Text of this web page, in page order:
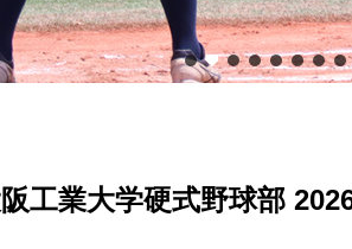
工業大学硬式野球部